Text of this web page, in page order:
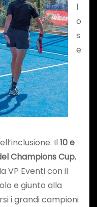
l
o
s
e
Il10 e
Champions Cup,
VP Eventi con il
e giunto alla
i grandi campioni